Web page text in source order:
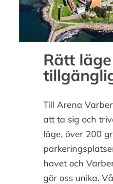
Rätt
Till Arena
att ta sig och
läge, över 200
havet och
gör oss unika.